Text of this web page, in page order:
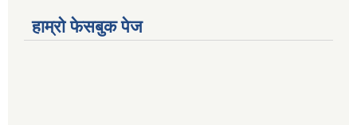
हाम्राे फेसबुक पेज